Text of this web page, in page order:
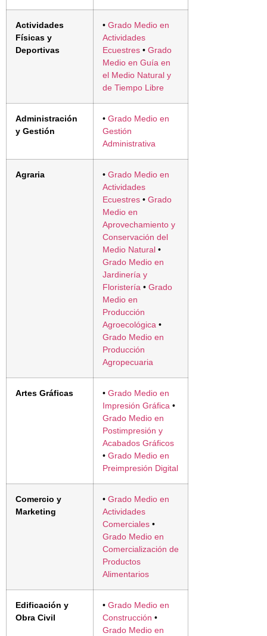
Actividades
Físicas y
Deportivas
• Grado Medio en
Actividades
Ecuestres • Grado
Medio en Guía en
el Medio Natural y
de Tiempo Libre
Administración
y Gestión
• Grado Medio en
Gestión
Administrativa
Agraria • Grado Medio en
Actividades
Ecuestres • Grado
Medio en
Aprovechamiento y
Conservación del
Medio Natural •
Grado Medio en
Jardinería y
Floristería • Grado
Medio en
Producción
Agroecológica •
Grado Medio en
Producción
Agropecuaria
Artes Gráficas • Grado Medio en
Impresión Gráfica •
Grado Medio en
Postimpresión y
Acabados Gráficos
• Grado Medio en
Preimpresión Digital
Comercio y
Marketing
• Grado Medio en
Actividades
Comerciales •
Grado Medio en
Comercialización de
Productos
Alimentarios
Edificación y
Obra Civil
• Grado Medio en
Construcción •
Grado Medio en